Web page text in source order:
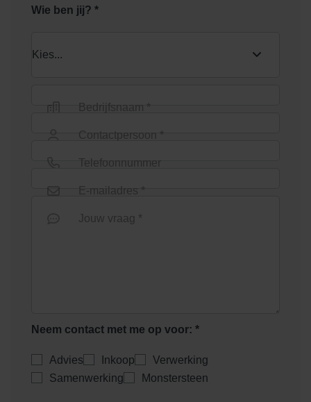
Wie ben jij? *
Bedrijfsnaam *
Contactpersoon *
Telefoonnummer
E-mailadres *
Jouw vraag *
Neem contact met me op voor: *
Advies Inkoop
Verwerking
Samenwerking
Monstersteen